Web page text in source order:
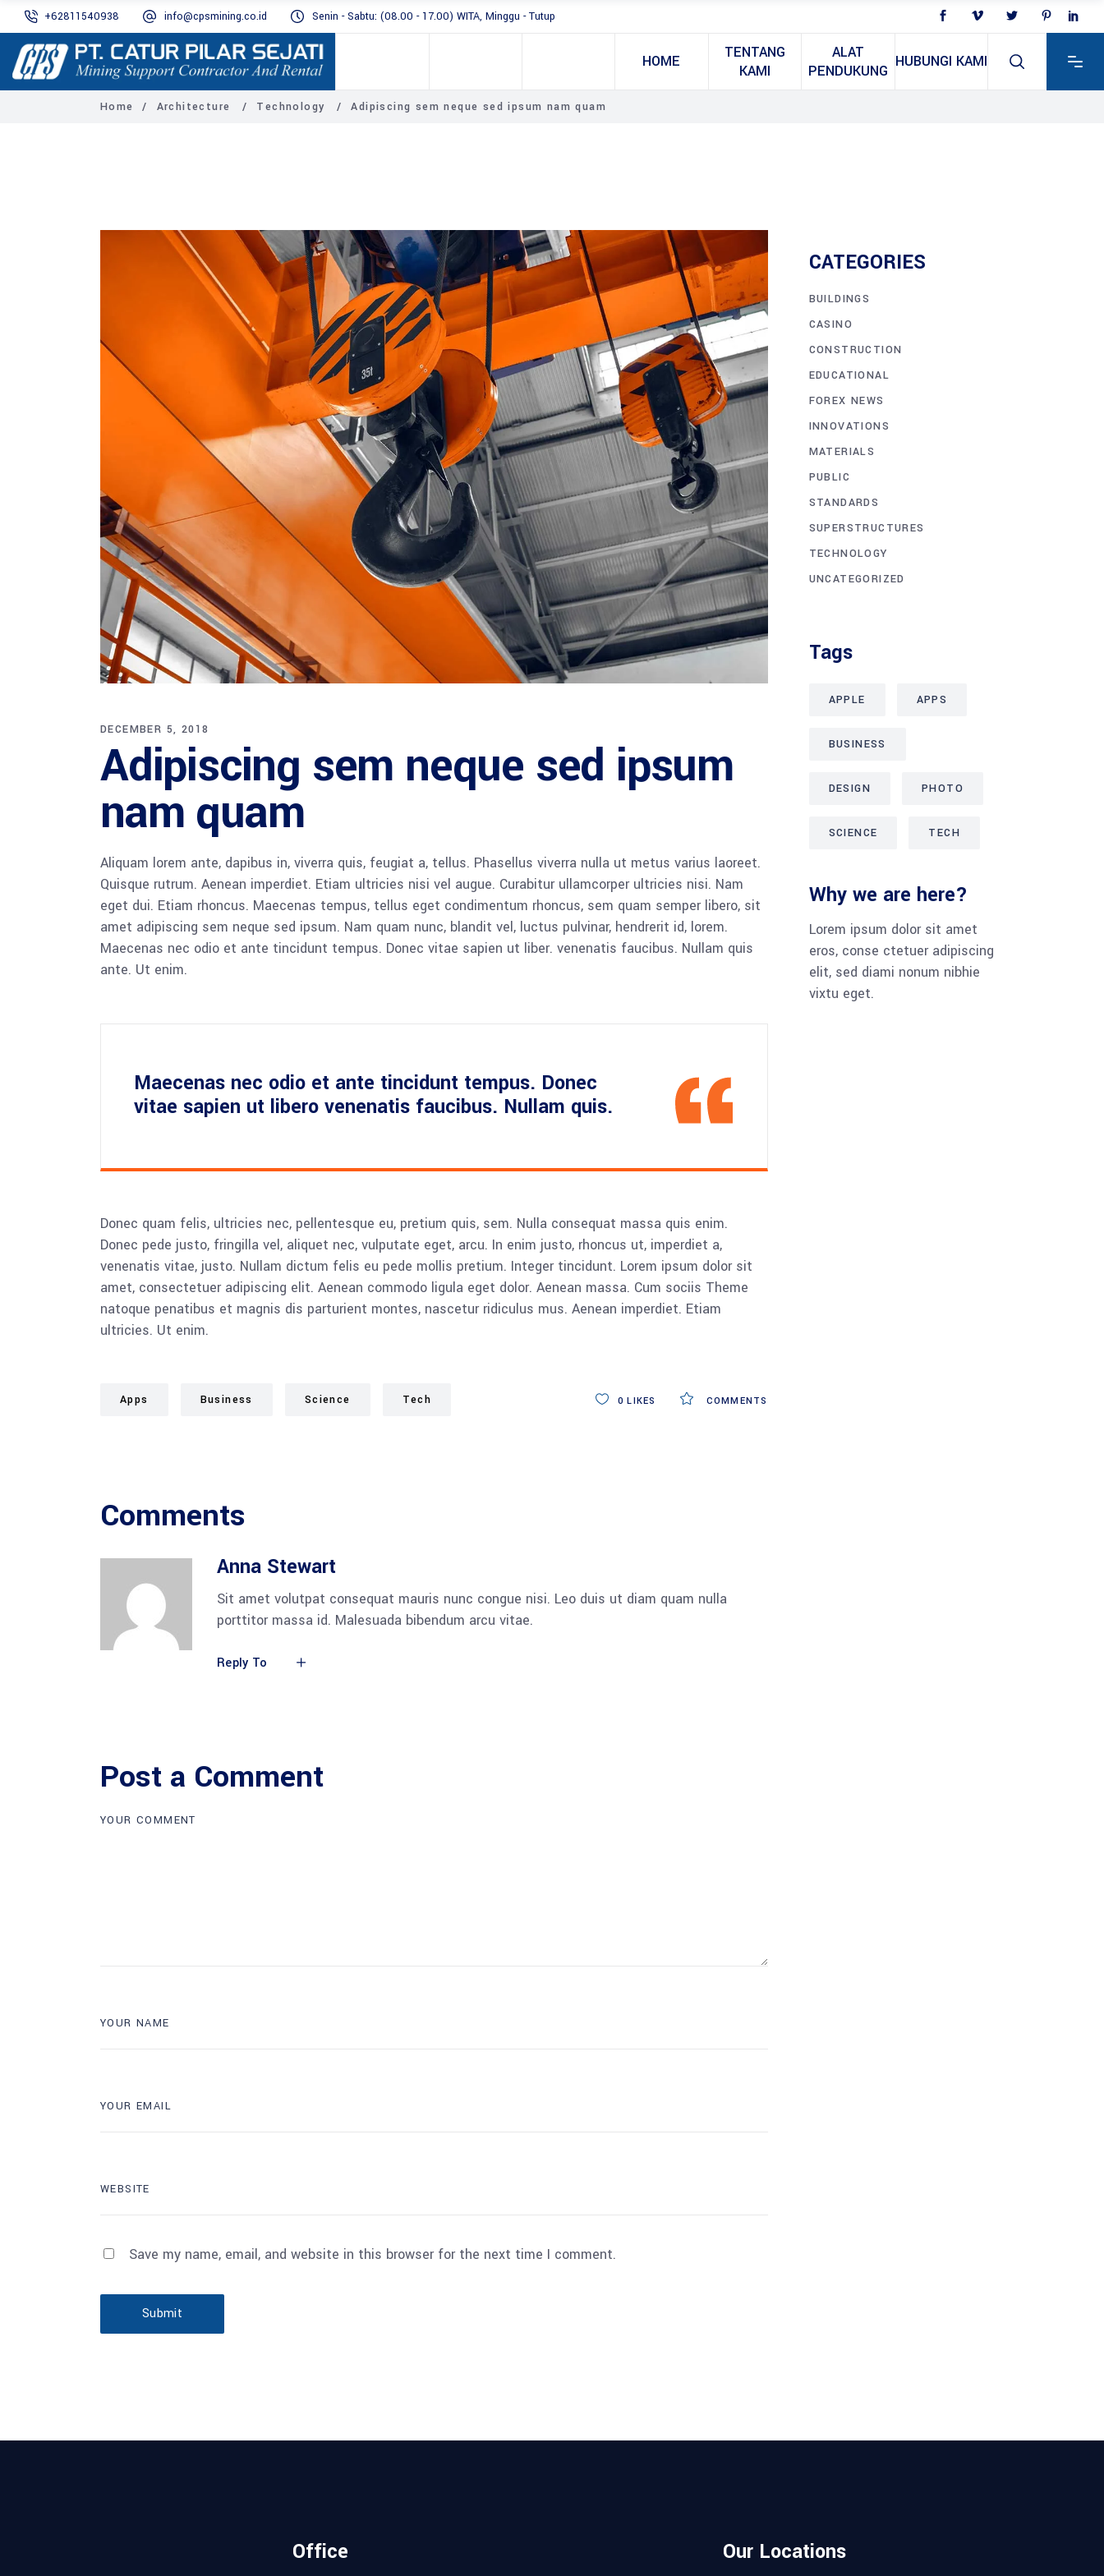
+62811540938 info@cpsmining.co.id Senin - Sabtu: (08.00 - 17.00) WITA, Minggu - Tutup
HOME
TENTANG
KAMI
ALAT
PENDUKUNG
HUBUNGI KAMI
Home / Architecture / Technology /Adipiscing sem neque sed ipsum nam quam
DECEMBER 5, 2018
Adipiscing sem neque sed ipsum
nam quam
Aliquam lorem ante, dapibus in, viverra quis, feugiat a, tellus. Phasellus viverra nulla ut metus varius laoreet.
Quisque rutrum. Aenean imperdiet. Etiam ultricies nisi vel augue. Curabitur ullamcorper ultricies nisi. Nam
eget dui. Etiam rhoncus. Maecenas tempus, tellus eget condimentum rhoncus, sem quam semper libero, sit
amet adipiscing sem neque sed ipsum. Nam quam nunc, blandit vel, luctus pulvinar, hendrerit id, lorem.
Maecenas nec odio et ante tincidunt tempus. Donec vitae sapien ut liber. venenatis faucibus. Nullam quis
ante. Ut enim.
Maecenas nec odio et ante tincidunt tempus. Donec
vitae sapien ut libero venenatis faucibus. Nullam quis.
Donec quam felis, ultricies nec, pellentesque eu, pretium quis, sem. Nulla consequat massa quis enim.
Donec pede justo, fringilla vel, aliquet nec, vulputate eget, arcu. In enim justo, rhoncus ut, imperdiet a,
venenatis vitae, justo. Nullam dictum felis eu pede mollis pretium. Integer tincidunt. Lorem ipsum dolor sit
amet, consectetuer adipiscing elit. Aenean commodo ligula eget dolor. Aenean massa. Cum sociis Theme
natoque penatibus et magnis dis parturient montes, nascetur ridiculus mus. Aenean imperdiet. Etiam
ultricies. Ut enim.
Apps Business Science Tech COMMENTS
0 LIKES
Comments
Anna Stewart
Sit amet volutpat consequat mauris nunc congue nisi. Leo duis ut diam quam nulla
porttitor massa id. Malesuada bibendum arcu vitae.
Reply To
Post a Comment
Save my name, email, and website in this browser for the next time I comment.
Submit
CATEGORIES
BUILDINGS
CASINO
CONSTRUCTION
EDUCATIONAL
FOREX NEWS
INNOVATIONS
MATERIALS
PUBLIC
STANDARDS
SUPERSTRUCTURES
TECHNOLOGY
UNCATEGORIZED
Tags
APPLE APPS
BUSINESS
DESIGN PHOTO
SCIENCE TECH
Why we are here?
Lorem ipsum dolor sit amet
eros, conse ctetuer adipiscing
elit, sed diami nonum nibhie
vixtu eget.
Office Our Locations